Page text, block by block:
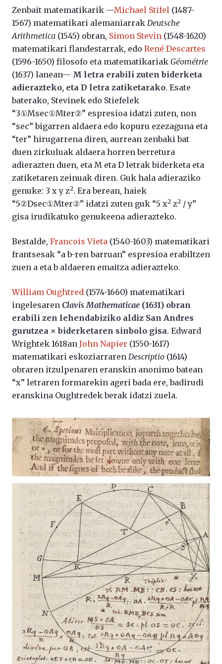
Zenbait matematikarik —Michael Stifel (1487-
1567) matematikari alemaniarrak Deutsche
Arithmetica (1545) obran, Simon Stevin (1548-1620)
matematikari flandestarrak, edo René Descartes
(1596-1650) filosofo eta matematikariak Géométrie
(1637) lanean— M letra erabili zuten biderketa
adierazteko, eta D letra zatiketarako. Esate
baterako, Stevinek edo Stiefelek
“3①Msec①Mter②” espresioa idatzi zuten, non
“sec” bigarren aldaera edo kopuru ezezaguna eta
“ter” hirugarrena diren, aurrean zenbaki bat
duen zirkuluak aldaera horren berretura
adierazten duen, eta M eta D letrak biderketa eta
zatiketaren zeinuak diren. Guk hala adieraziko
genuke: 3 x y z2. Era berean, haiek
“5②Dsec①Mter②” idatzi zuten guk “5 x2 z2 / y”
gisa irudikatuko genukeena adierazteko.
Bestalde, Francois Vieta (1540-1603) matematikari
frantsesak “a b-ren barruan” espresioa erabiltzen
zuen a eta b aldaeren emaitza adierazteko.
William Oughtred (1574-1660) matematikari
ingelesaren Clavis Mathematicae (1631) obran
erabili zen lehendabiziko aldiz San Andres
gurutzea × biderketaren sinbolo gisa. Edward
Wrightek 1618an John Napier (1550-1617)
matematikari eskoziarraren Descriptio (1614)
obraren itzulpenaren eranskin anonimo batean
“x” letraren formarekin ageri bada ere, badirudi
eranskina Oughtredek berak idatzi zuela.